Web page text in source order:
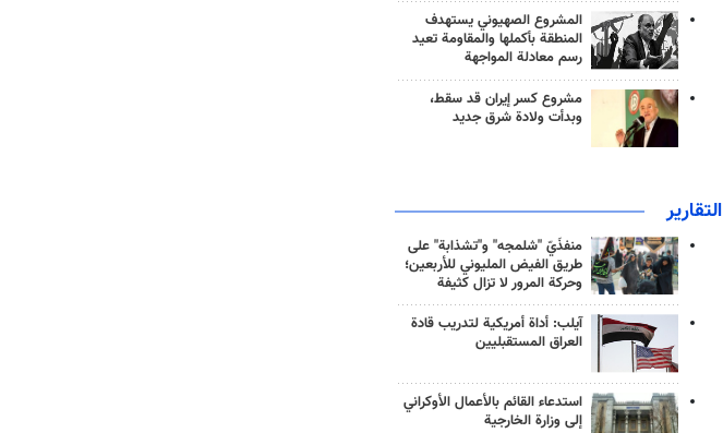
المشروع الصهيوني يستهدف
المنطقة بأكملها والمقاومة تعيد
رسم معادلة المواجهة
مشروع كسر إيران قد سقط،
وبدأت ولادة شرق جديد
التقارير
منفذَيّ "شلمجه" و"تشذابة" على
طريق الفيض المليوني للأربعين؛
وحركة المرور لا تزال كثيفة
آيلب: أداة أمريكية لتدريب قادة
العراق المستقبليين
استدعاء القائم بالأعمال الأوكراني
إلى وزارة الخارجية